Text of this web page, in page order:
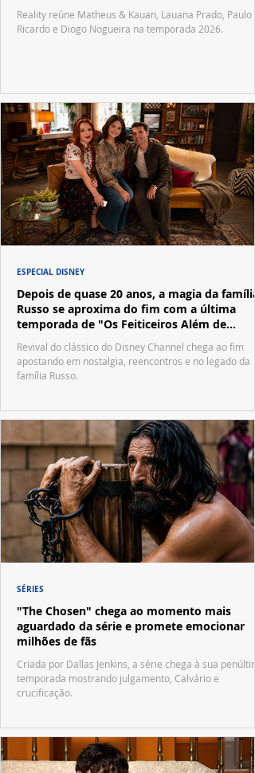
Reality reúne Matheus & Kauan, Lauana Prado, Paulo
Ricardo e Diogo Nogueira na temporada 2026.
Depois de quase 20 anos, a magia da família
Russo se aproxima do fim com a última
temporada de "Os Feiticeiros Além de
Revival do clássico do Disney Channel chega ao fim
apostando em nostalgia, reencontros e no legado da
família Russo.
ESPECIAL DISNEY
"The Chosen" chega ao momento mais
aguardado da série e promete emocionar
milhões de fãs
Criada por Dallas Jenkins, a série chega à sua
temporada mostrando julgamento, Calvário e
crucificação.
SÉRIES